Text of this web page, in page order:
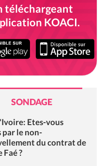
téléchargeant
KOACI.
SONDAGE
Etes-vous
par le non-
du contrat de
Faé ?